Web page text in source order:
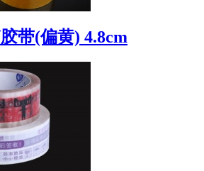
带(偏黄) 4.8cm